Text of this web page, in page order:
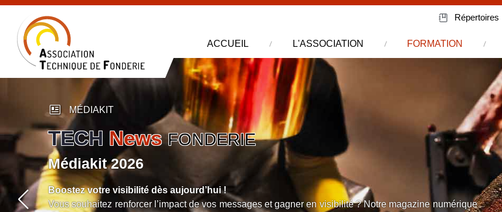
Répertoires
ACCUEIL L'ASSOCIATION FORMATION
TECHNews FONDERIE
Médiakit 2026
newsmode MÉDIAKIT
Boostez votre visibilité dès aujourd’hui !
Vous souhaitez renforcer l’impact de vos messages et gagner en visibilité ? Notre magazine numérique